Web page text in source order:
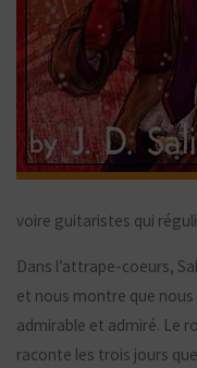
voire guitaristes qui
Dans l’attrape-coeurs,
et nous montre que
admirable et admiré. Le
raconte les trois jours